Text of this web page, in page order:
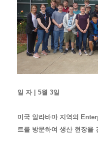
일 자 | 5월 3일
미국 알라바마 지역의
트를 방문하여 생산 현장을